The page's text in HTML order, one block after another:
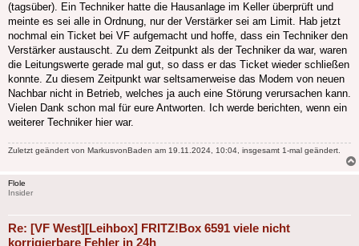
(tagsüber). Ein Techniker hatte die Hausanlage im Keller überprüft und
meinte es sei alle in Ordnung, nur der Verstärker sei am Limit. Hab jetzt
nochmal ein Ticket bei VF aufgemacht und hoffe, dass ein Techniker den
Verstärker austauscht. Zu dem Zeitpunkt als der Techniker da war, waren
die Leitungswerte gerade mal gut, so dass er das Ticket wieder schließen
konnte. Zu diesem Zeitpunkt war seltsamerweise das Modem von neuen
Nachbar nicht in Betrieb, welches ja auch eine Störung verursachen kann.
Vielen Dank schon mal für eure Antworten. Ich werde berichten, wenn ein
weiterer Techniker hier war.
Zuletzt geändert von MarkusvonBaden am 19.11.2024, 10:04, insgesamt 1-mal geändert.
Flole
Insider
Re: [VF West][Leihbox] FRITZ!Box 6591 viele nicht
korrigierbare Fehler in 24h